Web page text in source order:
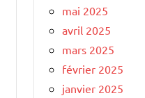
mai 2025
avril 2025
mars 2025
février 2025
janvier 2025